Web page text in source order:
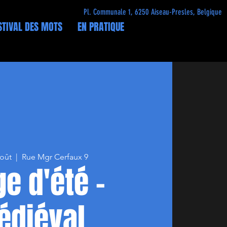
DES MOTS EN PRATIQUE
Pl. Communale 1, 6250 Aiseau-Presles, Belgique
  |
Rue Mgr Cerfaux 9
d'été -